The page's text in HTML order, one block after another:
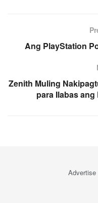
Ang PlayStation
Zenith Muling
para Ilabas
Advertise